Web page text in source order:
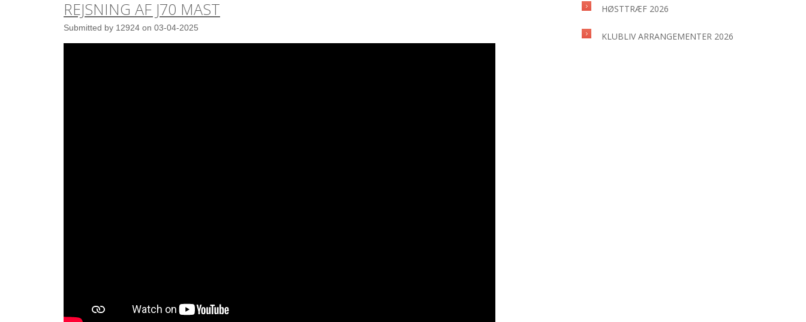
HØSTTRÆF 2026
KLUBLIV ARRANGEMENTER 2026
REJSNING AF J70 MAST
Submitted by 12924 on 03-04-2025